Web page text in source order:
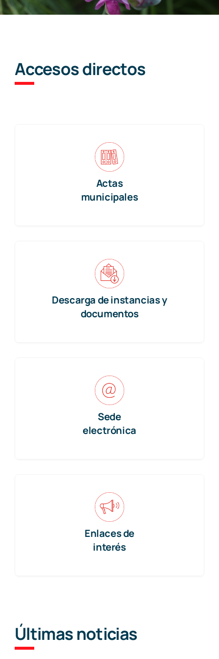
Turismo
Contacto
Castellano
Accesos directos
Actas
municipales
Descarga de instancias y
documentos
Sede
electrónica
Enlaces de
interés
Últimas noticias